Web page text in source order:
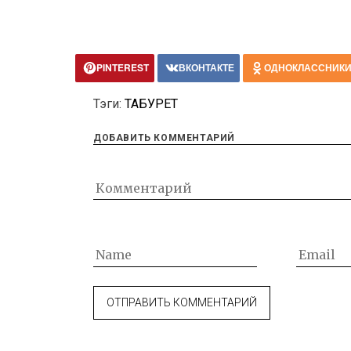
PINTEREST ВКОНТАКТЕ ОДНОКЛАССНИКИ
Тэги: ТАБУРЕТ
ДОБАВИТЬ КОММЕНТАРИЙ